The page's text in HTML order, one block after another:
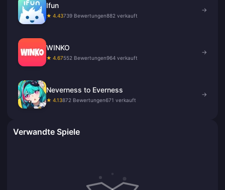
Ifun
★ 4.43739 Bewertungen882 verkauft
→
WINKO
★ 4.67552 Bewertungen964 verkauft
→
Neverness to Everness
★ 4.13872 Bewertungen671 verkauft
→
Verwandte Spiele